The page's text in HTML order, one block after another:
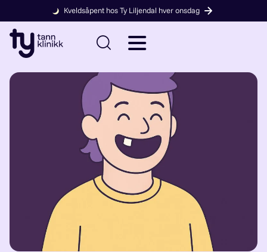
Kveldsåpent hos Ty Liljendal hver onsdag